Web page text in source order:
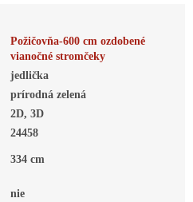
Požičovňa-600 cm ozdobené
vianočné stromčeky
jedlička
prírodná zelená
2D, 3D
24458
334 cm
nie